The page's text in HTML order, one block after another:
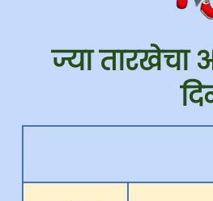
ज्या तारखेचा